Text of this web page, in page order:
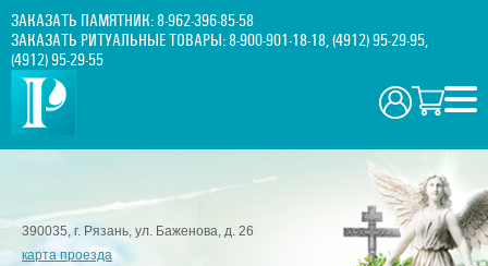
ЗАКАЗАТЬ ПАМЯТНИК:8-962-396-85-58
ЗАКАЗАТЬ РИТУАЛЬНЫЕ ТОВАРЫ:8-900-901-18-18,(4912) 95-29-95,
(4912) 95-29-55
390035, г. Рязань, ул. Баженова, д. 26
карта проезда